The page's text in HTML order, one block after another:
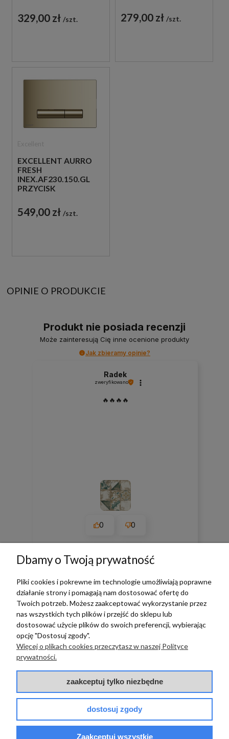
CZARNY
329,00 zł szt.
CHROM
279,00 zł szt.
EXCELLENT AURRO
FRESH
INEX.AF230.150.GL
PRZYCISK
ZŁOTY POŁYSK
549,00 zł szt.
OPINIE O PRODUKCIE
Produkt nie posiada recenzji
Może zainteresują Cię inne ocenione produkty
Jak zbieramy opinie?
Radek
zweryfikowano
🔥🔥🔥🔥
0 0
w tym miesiącu
zebranych i zweryfikowanych przez
TERRADECO
PŁATNOŚCI I DOSTAWA
POMOC
Dbamy o Twoją prywatność
Pliki cookies i pokrewne im technologie umożliwiają poprawne
działanie strony i pomagają nam dostosować ofertę do
Twoich potrzeb. Możesz zaakceptować wykorzystanie przez
nas wszystkich tych plików i przejść do sklepu lub
dostosować użycie plików do swoich preferencji, wybierając
opcję "Dostosuj zgody".
Więcej o plikach cookies przeczytasz w naszej Polityce
prywatności.
zaakceptuj tylko niezbędne
dostosuj zgody
Zaakceptuj wszystkie